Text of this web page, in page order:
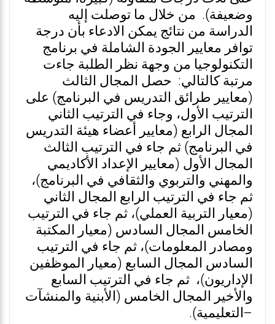
وضعيفة). من خلال ما توصلت إليه
الدراسة من نتائج يمكن الادعاء بأن درجة
توافر معايير الجودة الشاملة في برنامج
التكنولوجيا من وجهة نظر الطلبة جاءت
مرتبة كالتالي: حصل المجال الثالث
(معايير طرائق التدريس في البرنامج) على
الترتيب الأول، وجاء في الترتيب الثاني
المجال الرابع (معايير أعضاء هيئة التدريس
في البرنامج) ثم جاء في الترتيب الثالث
المجال الأول (معايير الإعداد الأكاديمي
والمهني والتربوي والثقافي في البرنامج)،
ثم جاء في الترتيب الرابع المجال الثاني
(معيار التربية العملي)، ثم جاء في الترتيب
الخامس المجال السادس (معيار المكتبة
ومصادر المعلومات)، ثم جاء في الترتيب
السادس المجال السابع (معيار الموظفين
الإداريون)، ثم جاء في الترتيب السابع
والأخير المجال الخامس (الأبنية والمنشآت
–التعليمية).